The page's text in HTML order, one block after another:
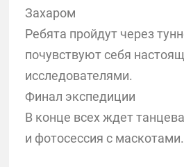
Захаром
Ребята пройдут через
почувствуют себя
исследователями.
Финал экспедиции
В конце всех ждет
и фотосессия с маскотами.